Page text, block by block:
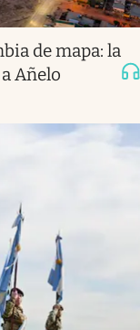
de mapa: la
Añelo